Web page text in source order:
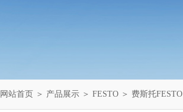
网站首页 ＞ 产品展示 ＞ FESTO ＞ 费斯托FESTO